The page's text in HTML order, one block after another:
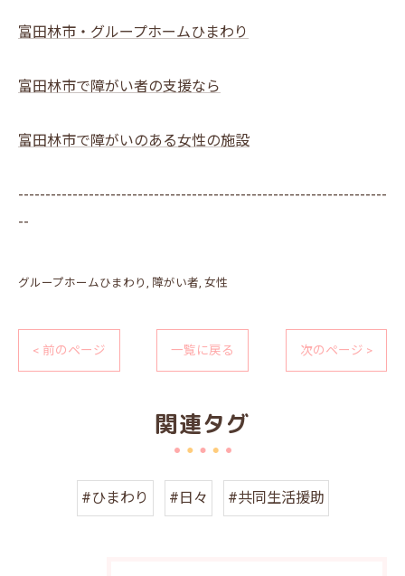
富田林市・グループホームひまわり
富田林市で障がい者の支援なら
富田林市で障がいのある女性の施設
--------------------------------------------------------------------
--
グループホームひまわり 障がい者 女性
< 前のページ 一覧に戻る 次のページ >
関連タグ
#ひまわり #日々 #共同生活援助